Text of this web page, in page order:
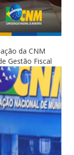
da CNM
Gestão Fiscal